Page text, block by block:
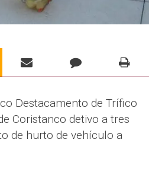
Destacamento de Trífico
Coristanco detivo a tres
de hurto de vehículo a